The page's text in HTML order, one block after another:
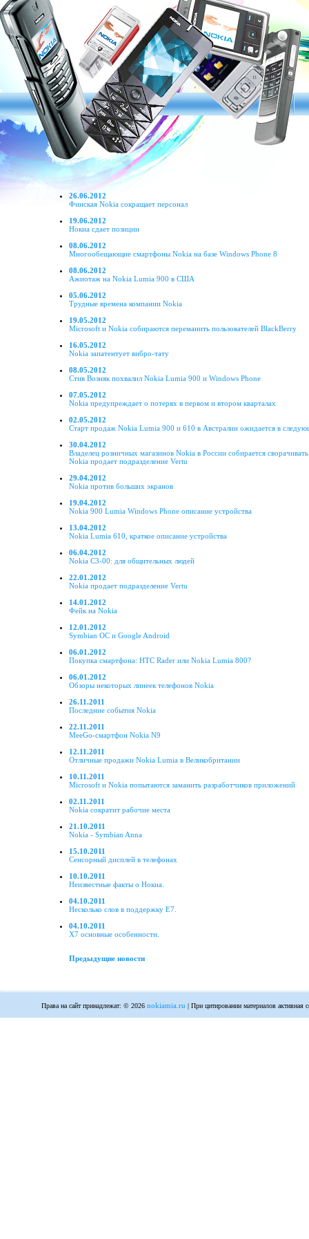
26.06.2012
Финская Nokia сокращает персонал
19.06.2012
Нокиа сдает позиции
08.06.2012
Многообещающие смартфоны Nokia на базе Windows Phone 8
08.06.2012
Ажиотаж на Nokia Lumia 900 в США
05.06.2012
Трудные времена компании Nokia
19.05.2012
Microsoft и Nokia собираются переманить пользователей BlackBerry
16.05.2012
Nokia запатентует вибро-тату
08.05.2012
Стив Возняк похвалил Nokia Lumia 900 и Windows Phone
07.05.2012
Nokia предупреждает о потерях в первом и втором кварталах
02.05.2012
Старт продаж Nokia Lumia 900 и 610 в Австралии ожидается в
30.04.2012
Владелец розничных магазинов Nokia в России собирается
Nokia продает подразделение Vertu
29.04.2012
Nokia против больших экранов
19.04.2012
Nokia 900 Lumia Windows Phone описание устройства
13.04.2012
Nokia Lumia 610, краткое описание устройства
06.04.2012
Nokia С3-00: для общительных людей
22.01.2012
Nokia продает подразделение Vertu
14.01.2012
Фейк на Nokia
12.01.2012
Symbian ОС и Google Android
06.01.2012
Покупка смартфона: HTC Rader или Nokia Lumia 800?
06.01.2012
Обзоры некоторых линеек телефонов Nokia
26.11.2011
Последние события Nokia
22.11.2011
MeeGo-смартфон Nokia N9
12.11.2011
Отличные продажи Nokia Lumia в Великобритании
10.11.2011
Microsoft и Nokia попытаются заманить разработчиков приложений
02.11.2011
Nokia сократит рабочие места
21.10.2011
Nokia - Symbian Anna
15.10.2011
Сенсорный дисплей в телефонах
10.10.2011
Неизвестные факты о Нокиа.
04.10.2011
Несколько слов в поддержку E7.
04.10.2011
X7 основные особенности.
Предыдущие новости
Права на сайт принадлежат: © 2026 nokiamia.ru | При цитировании материалов активная